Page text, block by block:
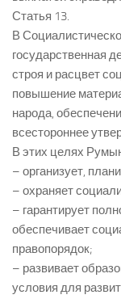
Статья 13.
В
государственная
строя и расцвет
повышение
народа,
всестороннее
В этих целях
– организует,
– охраняет
– гарантирует
обеспечивает
правопорядок;
– развивает
условия для